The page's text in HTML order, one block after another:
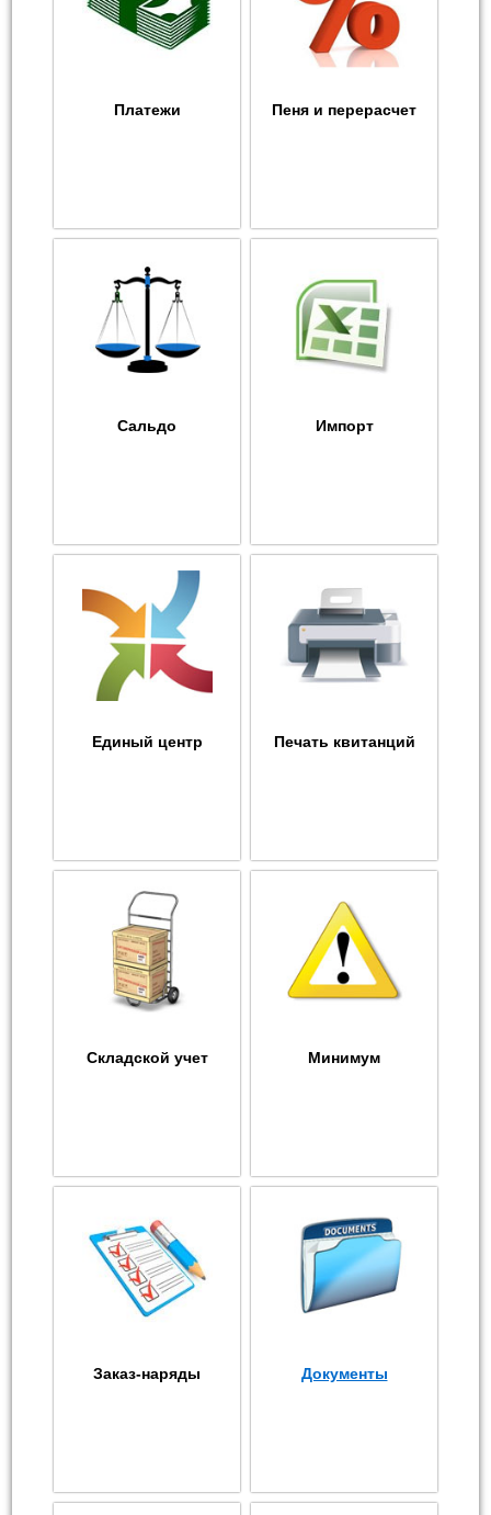
Платежи Пеня и перерасчет
Сальдо Импорт
Единый центр Печать квитанций
Складской учет Минимум
Заказ-наряды Документы